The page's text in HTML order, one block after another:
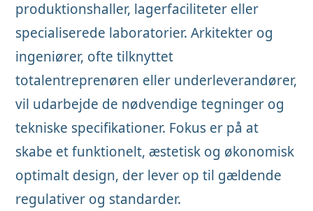
produktionshaller, lagerfaciliteter eller
specialiserede laboratorier. Arkitekter og
ingeniører, ofte tilknyttet
totalentreprenøren eller underleverandører,
vil udarbejde de nødvendige tegninger og
tekniske specifikationer. Fokus er på at
skabe et funktionelt, æstetisk og økonomisk
optimalt design, der lever op til gældende
regulativer og standarder.